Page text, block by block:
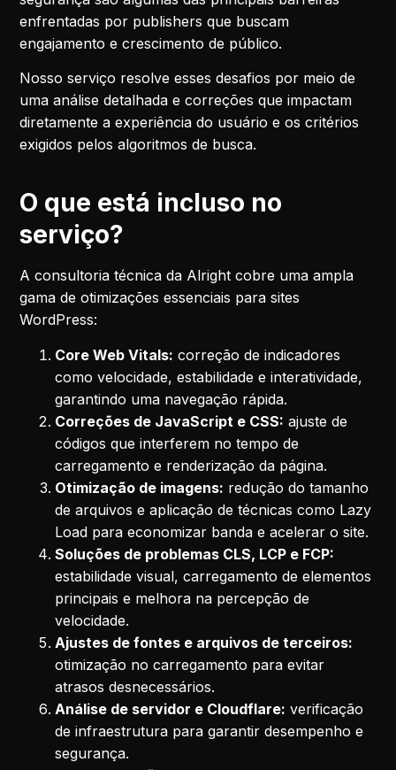
enfrentadas por publishers que buscam
engajamento e crescimento de público.
Nosso serviço resolve esses desafios por meio de
uma análise detalhada e correções que impactam
diretamente a experiência do usuário e os critérios
exigidos pelos algoritmos de busca.
O que está incluso no
serviço?
A consultoria técnica da Alright cobre uma ampla
gama de otimizações essenciais para sites
WordPress:
Core Web Vitals: correção de indicadores
como velocidade, estabilidade e interatividade,
garantindo uma navegação rápida.
Correções de JavaScript e CSS: ajuste de
códigos que interferem no tempo de
carregamento e renderização da página.
Otimização de imagens: redução do tamanho
de arquivos e aplicação de técnicas como Lazy
Load para economizar banda e acelerar o site.
Soluções de problemas CLS, LCP e FCP:
estabilidade visual, carregamento de elementos
principais e melhora na percepção de
velocidade.
Ajustes de fontes e arquivos de terceiros:
otimização no carregamento para evitar
atrasos desnecessários.
Análise de servidor e Cloudflare: verificação
de infraestrutura para garantir desempenho e
segurança.